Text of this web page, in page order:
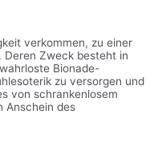
verkommen, zu einer
Deren Zweck besteht in
Bionade-
zu versorgen und
von schrankenlosem
Anschein des